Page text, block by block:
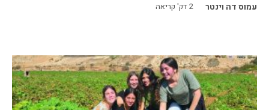
עמוס דה וינטר 2דק' קריאה